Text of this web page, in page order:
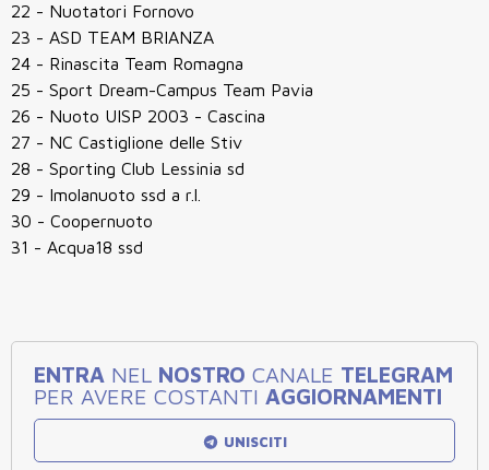
22 - Nuotatori Fornovo
23 - ASD TEAM BRIANZA
24 - Rinascita Team Romagna
25 - Sport Dream-Campus Team Pavia
26 - Nuoto UISP 2003 - Cascina
27 - NC Castiglione delle Stiv
28 - Sporting Club Lessinia sd
29 - Imolanuoto ssd a r.l.
30 - Coopernuoto
31 - Acqua18 ssd
ENTRA NEL NOSTRO CANALE TELEGRAM
PER AVERE COSTANTI AGGIORNAMENTI
UNISCITI